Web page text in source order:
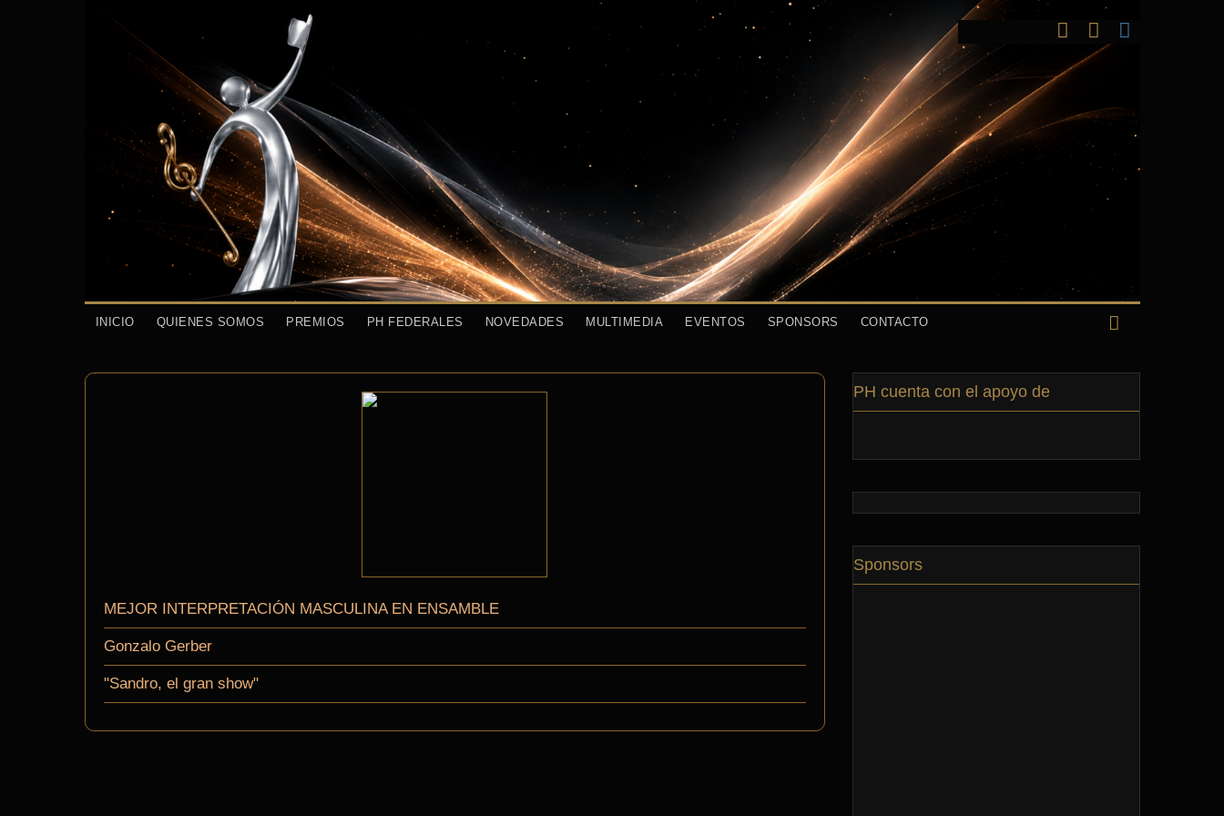
INICIO QUIENES SOMOS PREMIOS PH FEDERALES NOVEDADES MULTIMEDIA EVENTOS SPONSORS CONTACTO
MEJOR INTERPRETACIÓN MASCULINA EN ENSAMBLE
Gonzalo Gerber
"Sandro, el gran show"
PH cuenta con el apoyo de
Sponsors